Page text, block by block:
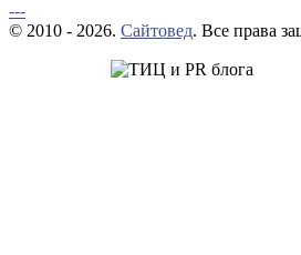
---
© 2010 - 2026. Сайтовед. Все права